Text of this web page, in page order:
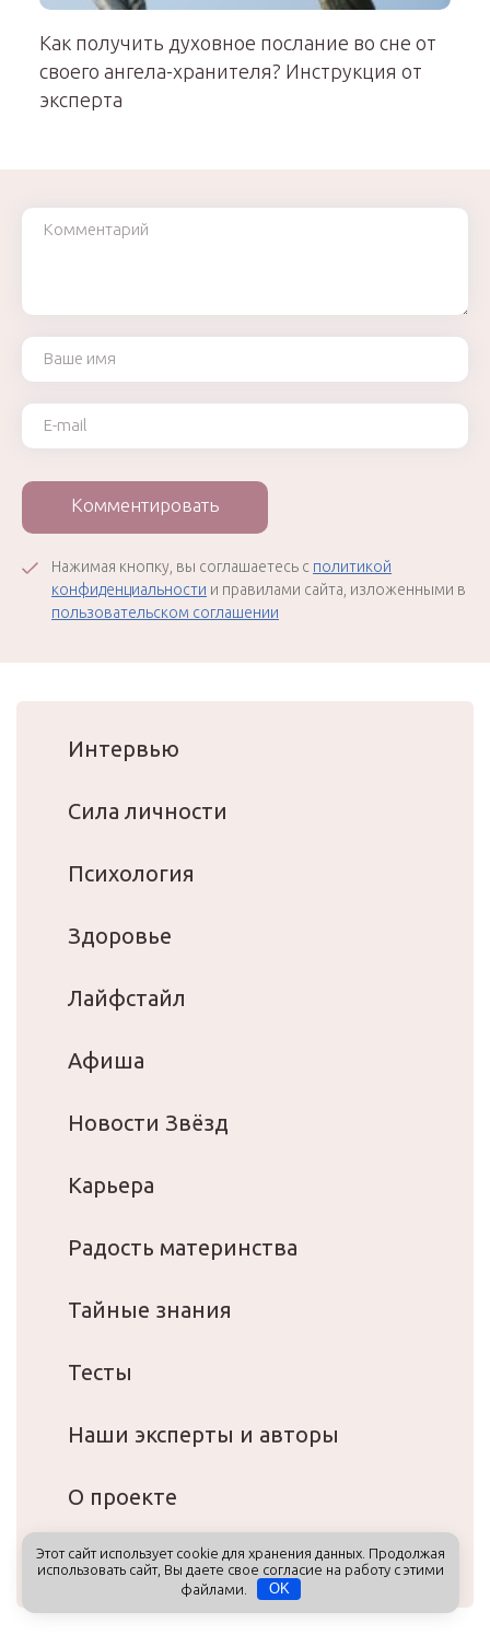
Как получить духовное послание во сне от
своего ангела-хранителя? Инструкция от
эксперта
Комментарий
Ваше имя
Ваш e-mail
Комментировать
Нажимая кнопку, вы соглашаетесь с политикой
конфиденциальности и правилами сайта, изложенными в
пользовательском соглашении
Интервью
Сила личности
Психология
Здоровье
Лайфстайл
Афиша
Новости Звёзд
Карьера
Радость материнства
Тайные знания
Тесты
Наши эксперты и авторы
О проекте
Подарочный сертификат
Этот сайт использует cookie для хранения данных. Продолжая
использовать сайт, Вы даете свое согласие на работу с этими
файлами.
OK